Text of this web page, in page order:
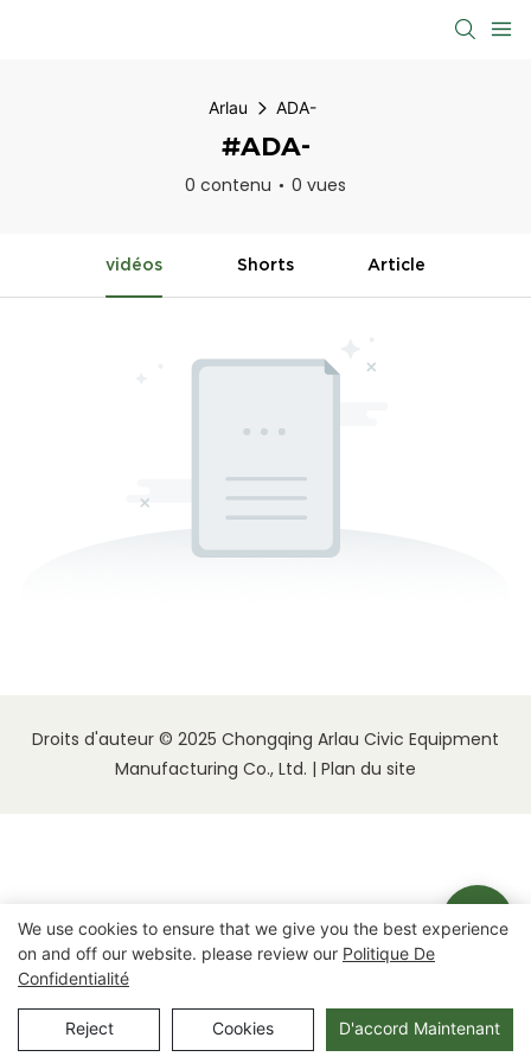
Arlau ADA-
#ADA-
0 contenu 0 vues
vidéos Shorts Article
Droits d'auteur © 2025 Chongqing Arlau Civic Equipment
Manufacturing Co., Ltd. | Plan du site
We use cookies to ensure that we give you the best experience
on and off our website. please review our Politique De
Confidentialité
Reject Cookies D'accord Maintenant